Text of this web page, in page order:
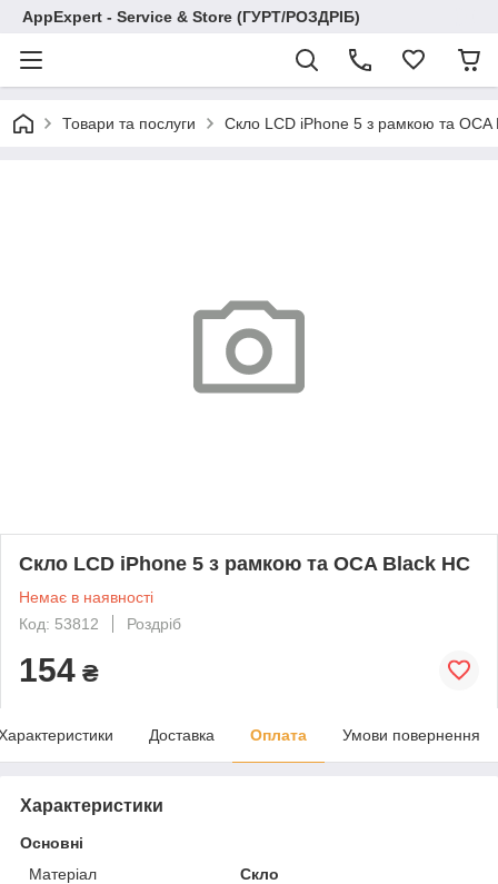
AppExpert - Service & Store (ГУРТ/РОЗДРІБ)
Товари та послуги Скло LCD iPhone 5 з рамкою та OCA
Скло LCD iPhone 5 з рамкою та OCA Black HC
Немає в наявності
Код: 53812
Роздріб
154 ₴
Доставка Оплата Умови повернення
Характеристики
Основні
Матеріал
Скло